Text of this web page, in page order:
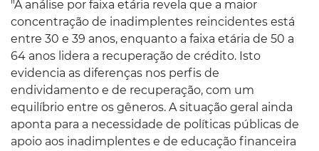
"A análise por faixa etária revela que a maior
concentração de inadimplentes reincidentes está
entre 30 e 39 anos, enquanto a faixa etária de 50 a
64 anos lidera a recuperação de crédito. Isto
evidencia as diferenças nos perfis de
endividamento e de recuperação, com um
equilíbrio entre os gêneros. A situação geral ainda
aponta para a necessidade de políticas públicas de
apoio aos inadimplentes e de educação financeira